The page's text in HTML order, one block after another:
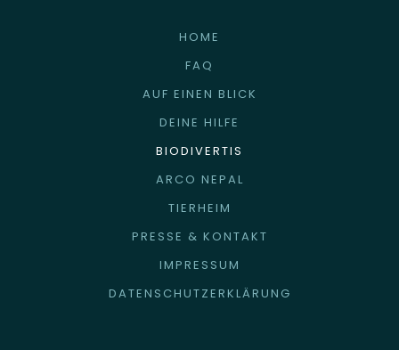
HOME
FAQ
AUF EINEN BLICK
DEINE HILFE
BIODIVERTIS
ARCO NEPAL
TIERHEIM
PRESSE & KONTAKT
IMPRESSUM
DATENSCHUTZERKLÄRUNG